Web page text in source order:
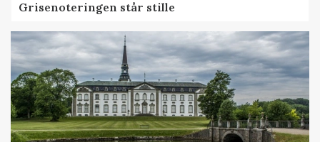
Grisenoteringen står stille